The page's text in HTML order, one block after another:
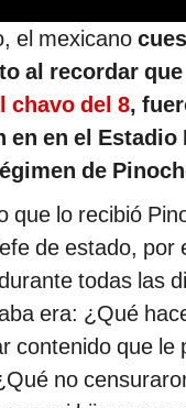
el mexicano
al recordar
chavo del 8,
en en el Estadio
de
que lo recibió
de estado, por
todas las
era: ¿Qué
contenido que le
no